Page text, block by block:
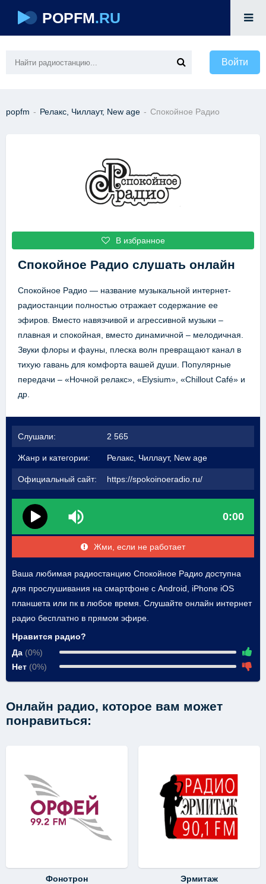
POPFM.RU
Войти
popfm - Релакс, Чиллаут, New age - Спокойное Радио
В избранное
Спокойное Радио слушать онлайн
Спокойное Радио — название музыкальной интернет-
радиостанции полностью отражает содержание ее
эфиров. Вместо навязчивой и агрессивной музыки –
плавная и спокойная, вместо динамичной – мелодичная.
Звуки флоры и фауны, плеска волн превращают канал в
тихую гавань для комфорта вашей души. Популярные
передачи – «Ночной релакс», «Elysium», «Chillout Café» и
др.
Слушали: 2 565
Жанр и категории: Релакс, Чиллаут, New age
Официальный сайт: https://spokoinoeradio.ru/
0:00
Жми, если не работает
Ваша любимая радиостанцию Спокойное Радио доступна
для прослушивания на смартфоне с Android, iPhone iOS
планшета или пк в любое время. Слушайте онлайн интернет
радио бесплатно в прямом эфире.
Нравится радио?
Да (0%)
Нет (0%)
Онлайн радио, которое вам может
понравиться:
Фонотрон Эрмитаж